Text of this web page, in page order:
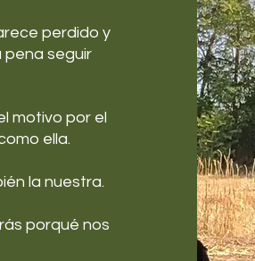
perdido y
pena seguir
motivo por el
ella.
la nuestra.
porqué nos